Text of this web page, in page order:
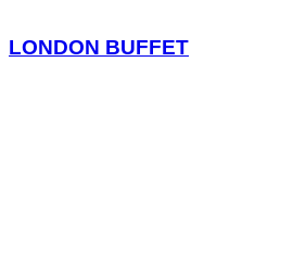
LONDON BUFFET